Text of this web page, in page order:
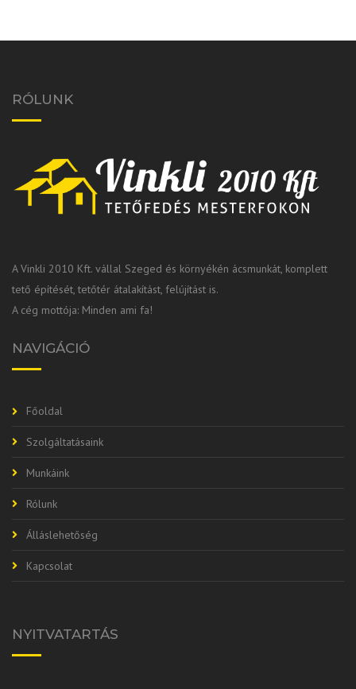
RÓLUNK
A Vinkli 2010 Kft. vállal Szeged és környékén ácsmunkát, komplett
tető építését, tetőtér átalakítást, felújítást is.
A cég mottója: Minden ami fa!
NAVIGÁCIÓ
Főoldal
Szolgáltatásaink
Munkáink
Rólunk
Álláslehetőség
Kapcsolat
NYITVATARTÁS